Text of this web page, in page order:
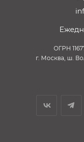
ОГРН
г. Москва, ш.